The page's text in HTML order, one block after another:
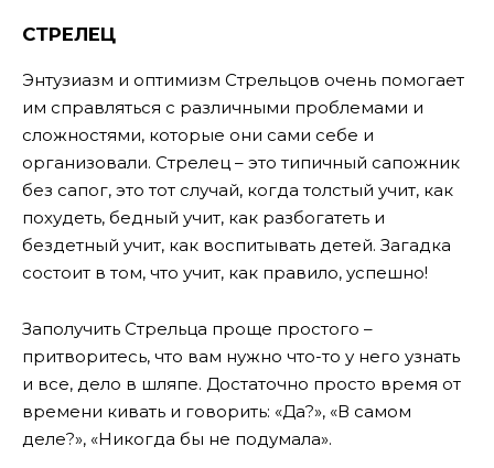
СТРЕЛЕЦ
Энтузиазм и оптимизм Стрельцов очень помогает
им справляться с различными проблемами и
сложностями, которые они сами себе и
организовали. Стрелец – это типичный сапожник
без сапог, это тот случай, когда толстый учит, как
похудеть, бедный учит, как разбогатеть и
бездетный учит, как воспитывать детей. Загадка
состоит в том, что учит, как правило, успешно!
Заполучить Стрельца проще простого –
притворитесь, что вам нужно что-то у него узнать
и все, дело в шляпе. Достаточно просто время от
времени кивать и говорить: «Да?», «В самом
деле?», «Никогда бы не подумала».